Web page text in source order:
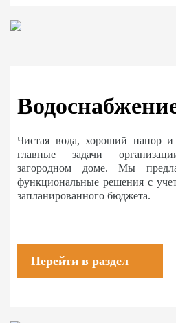
Чистая вода, хороший напор и
главные задачи
загородном доме. Мы
функциональные решения с
запланированного бюджета.
Перейти в раздел